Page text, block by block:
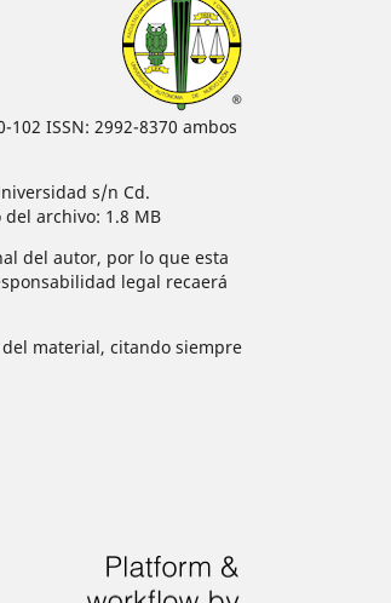
ISSN: 2992-8370 ambos
s/n Cd.
archivo: 1.8 MB
del autor, por lo que esta
legal recaerá
material, citando siempre